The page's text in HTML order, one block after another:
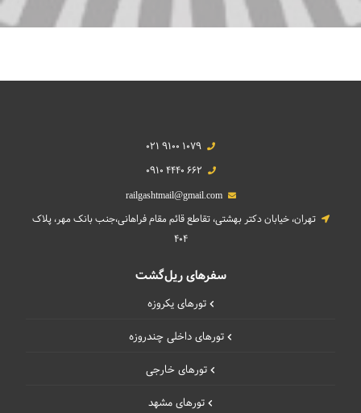
021 9100 1079
0910 4440 662
railgashtmail@gmail.com
تهران، خیابان دکتر بهشتی، تقاطع قائم مقام فراهانی،جنب بانک مهر، پلاک
404
سفرهای ریل‌گشت
تورهای یکروزه
تورهای داخلی چند‌روزه
تورهای خارجی
تورهای مشهد